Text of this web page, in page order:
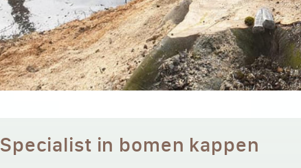
Specialist in bomen kappen